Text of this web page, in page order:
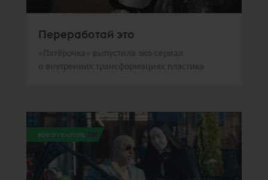
Переработай это
«Пятёрочка» выпустила эко-сериал
о внутренних трансформациях пластика
всего голосов: 386